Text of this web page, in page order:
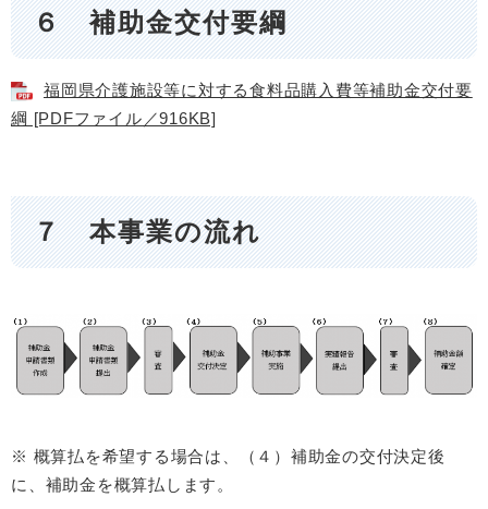
６ 補助金交付要綱
福岡県介護施設等に対する食料品購入費等補助金交付要
綱 [PDFファイル／916KB]
７ 本事業の流れ
※ 概算払を希望する場合は、（４）補助金の交付決定後
に、補助金を概算払します。